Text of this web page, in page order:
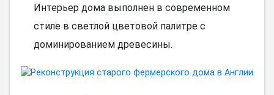
Интерьер дома выполнен в современном
стиле в светлой цветовой палитре с
доминированием древесины.